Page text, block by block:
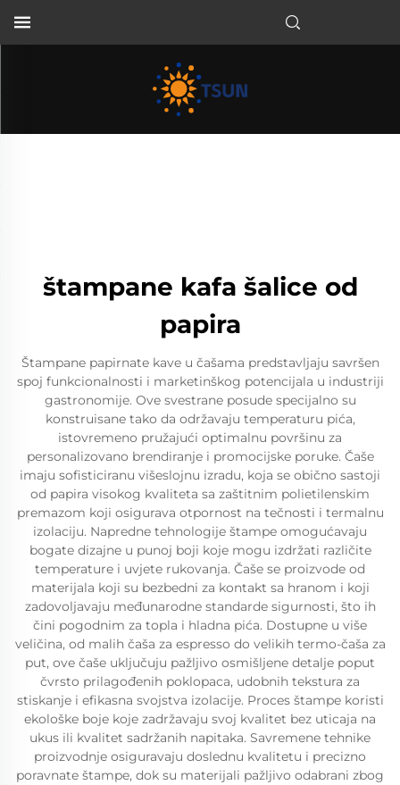
štampane kafa šalice od
papira
Štampane papirnate kave u čašama predstavljaju savršen
spoj funkcionalnosti i marketinškog potencijala u industriji
gastronomije. Ove svestrane posude specijalno su
konstruisane tako da održavaju temperaturu pića,
istovremeno pružajući optimalnu površinu za
personalizovano brendiranje i promocijske poruke. Čaše
imaju sofisticiranu višeslojnu izradu, koja se obično sastoji
od papira visokog kvaliteta sa zaštitnim polietilenskim
premazom koji osigurava otpornost na tečnosti i termalnu
izolaciju. Napredne tehnologije štampe omogućavaju
bogate dizajne u punoj boji koje mogu izdržati različite
temperature i uvjete rukovanja. Čaše se proizvode od
materijala koji su bezbedni za kontakt sa hranom i koji
zadovoljavaju međunarodne standarde sigurnosti, što ih
čini pogodnim za topla i hladna pića. Dostupne u više
veličina, od malih čaša za espresso do velikih termo-čaša za
put, ove čaše uključuju pažljivo osmišljene detalje poput
čvrsto prilagođenih poklopaca, udobnih tekstura za
stiskanje i efikasna svojstva izolacije. Proces štampe koristi
ekološke boje koje zadržavaju svoj kvalitet bez uticaja na
ukus ili kvalitet sadržanih napitaka. Savremene tehnike
proizvodnje osiguravaju doslednu kvalitetu i precizno
poravnate štampe, dok su materijali pažljivo odabrani zbog